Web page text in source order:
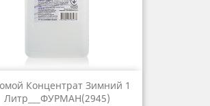
Концентрат Зимний 1
Литр___ФУРМАН(2945)